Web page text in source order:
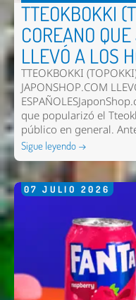
TTEOKBOKKI
COREANO
LLEVÓ A LOS
TTEOKBOKKI
JAPONSHOP.COM
que popularizó el
público en general.
Sigue leyendo →
07 JULIO 2026